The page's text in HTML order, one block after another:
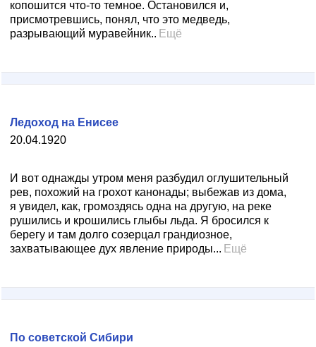
копошится что-то темное. Остановился и,
присмотревшись, понял, что это медведь,
разрывающий муравейник.. Ещё
20.04.1920
Ледоход на Енисее
И вот однажды утром меня разбудил оглушительный
рев, похожий на грохот канонады; выбежав из дома,
я увидел, как, громоздясь одна на другую, на реке
рушились и крошились глыбы льда. Я бросился к
берегу и там долго созерцал грандиозное,
захватывающее дух явление природы... Ещё
По советской Сибири